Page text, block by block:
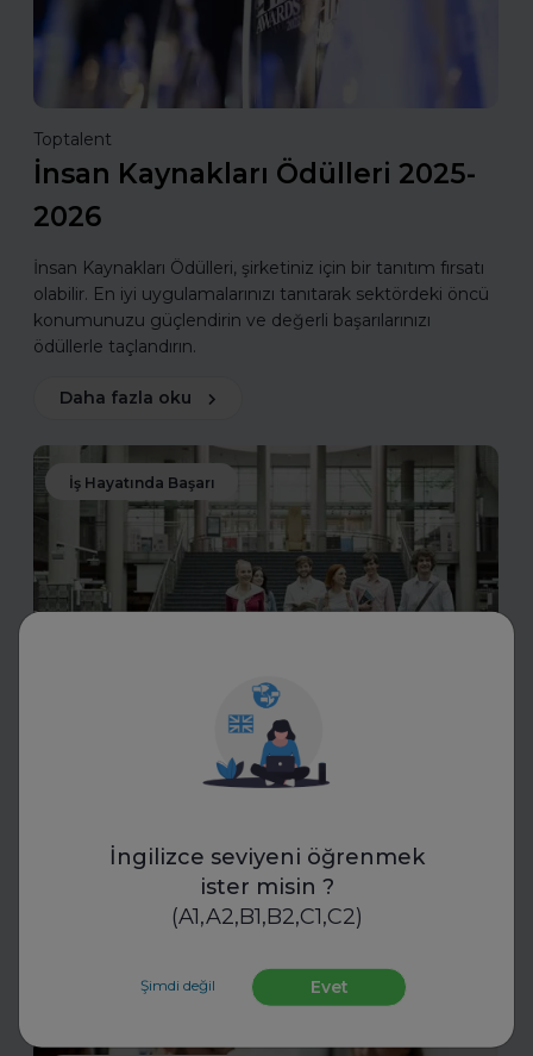
İngilizce seviyeni öğrenmek
ister misin ?
(A1,A2,B1,B2,C1,C2)
Şimdi değil Evet
Toptalent
İnsan Kaynakları Ödülleri 2025-
2026
İnsan Kaynakları Ödülleri, şirketiniz için bir tanıtım fırsatı
olabilir. En iyi uygulamalarınızı tanıtarak sektördeki öncü
konumunuzu güçlendirin ve değerli başarılarınızı
ödüllerle taçlandırın.
Daha fazla oku
İş Hayatında Başarı
Uzman Koçlarla Geleceğe
Hazırlık: FurtherUp'tan Öğrenci
Uzman koçlarla geleceğe hazırlanın. FurtherUp’ın
öğrenci ve kariyer koçluğu ile hedeflerinizi netleştirin,
Daha fazla oku